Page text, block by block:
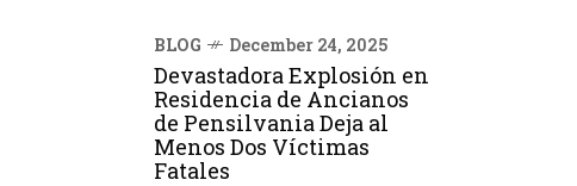
BLOG December 24, 2025
Devastadora Explosión en
Residencia de Ancianos
de Pensilvania Deja al
Menos Dos Víctimas
Fatales